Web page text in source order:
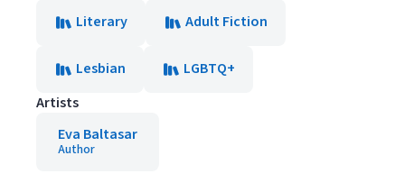
Literary
Adult Fiction
Lesbian
LGBTQ+
Artists
Eva Baltasar
Author